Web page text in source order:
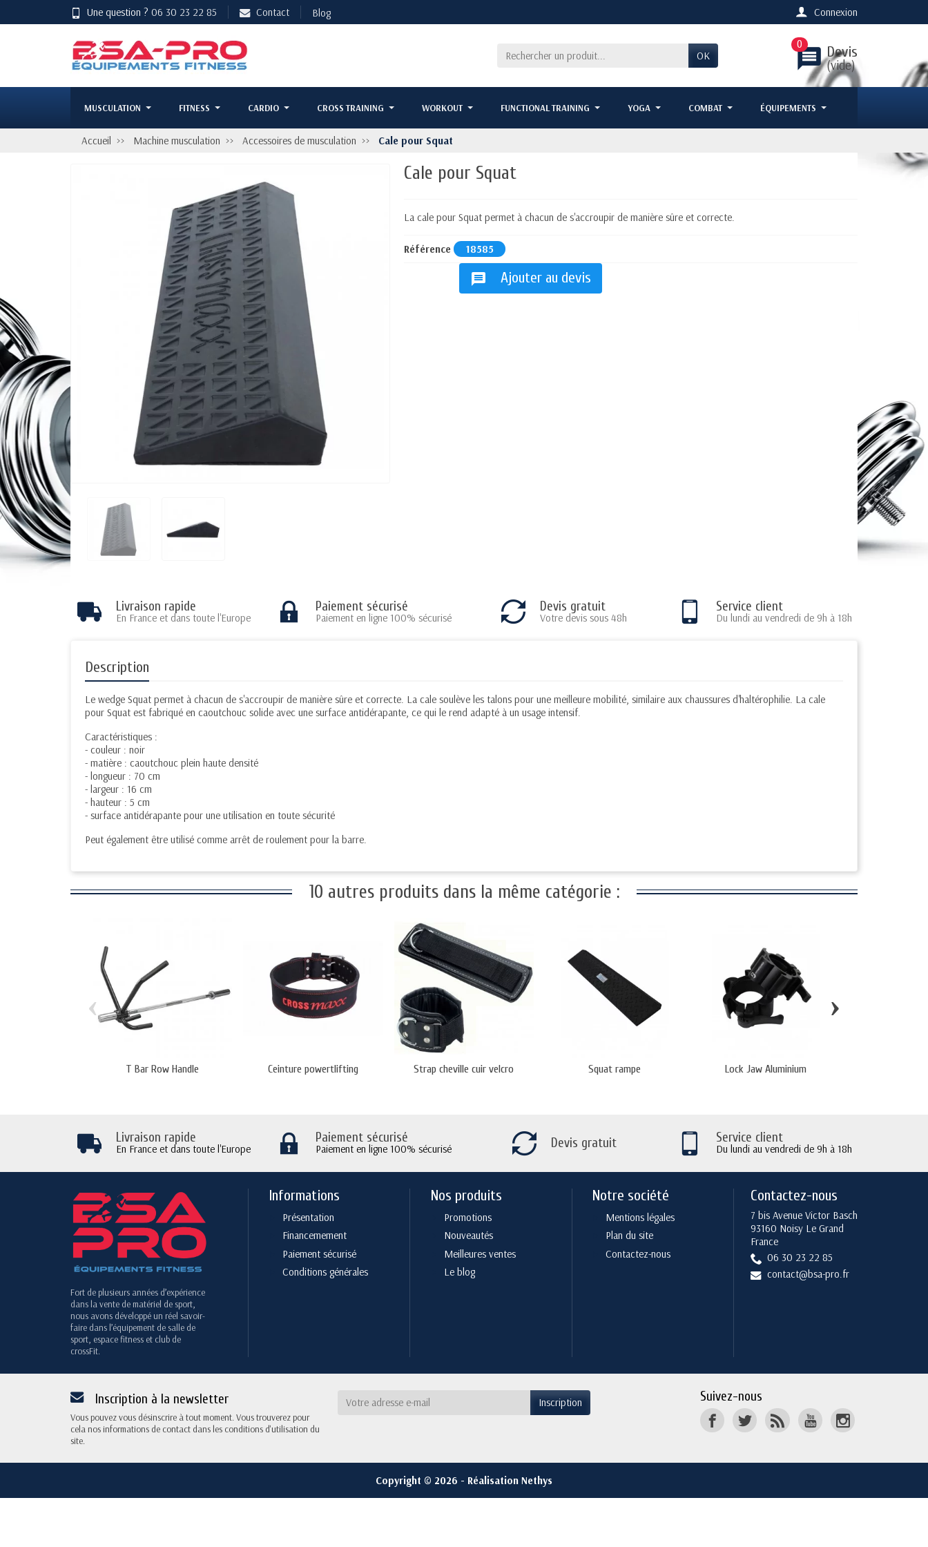
Une question ? 06 30 23 22 85 Contact Blog Connexion
OK message Devis
(vide)
0
MUSCULATION FITNESS CARDIO CROSS TRAINING WORKOUT FUNCTIONAL TRAINING YOGA COMBAT ÉQUIPEMENTS
Accueil Machine musculation Accessoires de musculation Cale pour Squat
Cale pour Squat
La cale pour Squat permet à chacun de s'accroupir de manière sûre et correcte.
Référence 18585
message Ajouter au devis
Livraison rapide
En France et dans toute l'Europe
Paiement sécurisé
Paiement en ligne 100% sécurisé
Devis gratuit
Votre devis sous 48h
Service client
Du lundi au vendredi de 9h à 18h
Description
Le wedge Squat permet à chacun de s'accroupir de manière sûre et correcte. La cale soulève les talons pour une meilleure mobilité, similaire aux chaussures d'haltérophilie. La cale
pour Squat est fabriqué en caoutchouc solide avec une surface antidérapante, ce qui le rend adapté à un usage intensif.
Caractéristiques :
- couleur : noir
- matière : caoutchouc plein haute densité
- longueur : 70 cm
- largeur : 16 cm
- hauteur : 5 cm
- surface antidérapante pour une utilisation en toute sécurité
Peut également être utilisé comme arrêt de roulement pour la barre.
10 autres produits dans la même catégorie :
T Bar Row Handle Ceinture powertlifting Strap cheville cuir velcro Squat rampe Lock Jaw Aluminium
‹ ›
Livraison rapide
En France et dans toute l'Europe
Paiement sécurisé
Paiement en ligne 100% sécurisé Devis gratuit Service client
Du lundi au vendredi de 9h à 18h
Fort de plusieurs années d’expérience
dans la vente de matériel de sport,
nous avons développé un réel savoir-
faire dans l’équipement de salle de
sport, espace fitness et club de
crossFit.
Informations
Présentation
Financemement
Paiement sécurisé
Conditions générales
Nos produits
Promotions
Nouveautés
Meilleures ventes
Le blog
Notre société
Mentions légales
Plan du site
Contactez-nous
Contactez-nous
7 bis Avenue Victor Basch
93160 Noisy Le Grand
France
06 30 23 22 85
contact@bsa-pro.fr
Inscription à la newsletter
Vous pouvez vous désinscrire à tout moment. Vous trouverez pour
cela nos informations de contact dans les conditions d'utilisation du
site.
Suivez-nous
Copyright © 2026 - Réalisation Nethys